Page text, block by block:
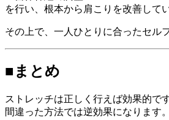
を行い、根本から肩こりを改善して
その上で、一人ひとりに合ったセル
■まとめ
ストレッチは正しく行えば効果的です
間違った方法では逆効果になります。